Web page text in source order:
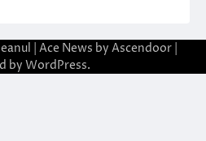
| Ace News by Ascendoor
by WordPress.